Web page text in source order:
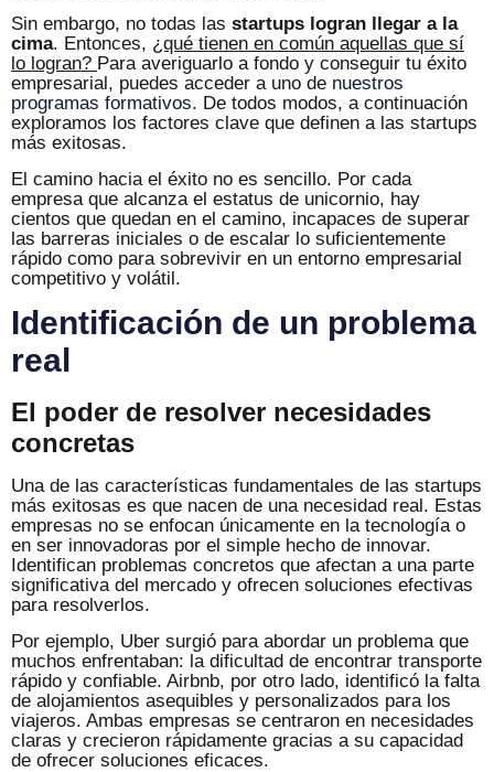
Sin embargo, no todas las startups logran llegar a la
cima. Entonces, ¿qué tienen en común aquellas que sí
lo logran? Para averiguarlo a fondo y conseguir tu éxito
empresarial, puedes acceder a uno de nuestros
programas formativos. De todos modos, a continuación
exploramos los factores clave que definen a las startups
más exitosas.
El camino hacia el éxito no es sencillo. Por cada
empresa que alcanza el estatus de unicornio, hay
cientos que quedan en el camino, incapaces de superar
las barreras iniciales o de escalar lo suficientemente
rápido como para sobrevivir en un entorno empresarial
competitivo y volátil.
Identificación de un problema
real
El poder de resolver necesidades
concretas
Una de las características fundamentales de las startups
más exitosas es que nacen de una necesidad real. Estas
empresas no se enfocan únicamente en la tecnología o
en ser innovadoras por el simple hecho de innovar.
Identifican problemas concretos que afectan a una parte
significativa del mercado y ofrecen soluciones efectivas
para resolverlos.
Por ejemplo, Uber surgió para abordar un problema que
muchos enfrentaban: la dificultad de encontrar transporte
rápido y confiable. Airbnb, por otro lado, identificó la falta
de alojamientos asequibles y personalizados para los
viajeros. Ambas empresas se centraron en necesidades
claras y crecieron rápidamente gracias a su capacidad
de ofrecer soluciones eficaces.